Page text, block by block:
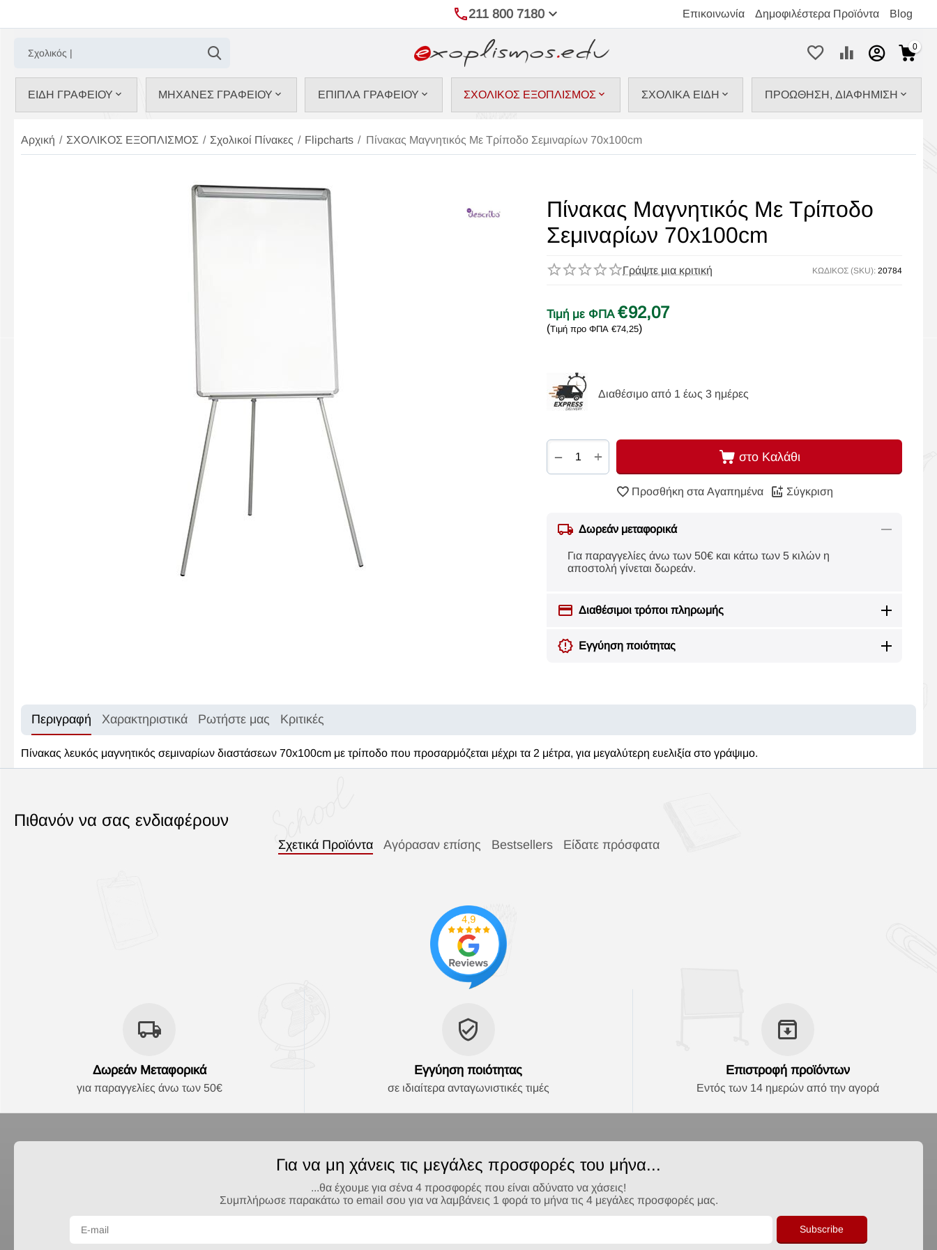
211 800 7180 Επικοινωνία Δημοφιλέστερα Προϊόντα Blog
0
ΕΙΔΗ ΓΡΑΦΕΙΟΥ ΜΗΧΑΝΕΣ ΓΡΑΦΕΙΟΥ ΕΠΙΠΛΑ ΓΡΑΦΕΙΟΥ ΣΧΟΛΙΚΟΣ ΕΞΟΠΛΙΣΜΟΣ ΣΧΟΛΙΚΑ ΕΙΔΗ ΠΡΟΩΘΗΣΗ, ΔΙΑΦΗΜΙΣΗ
Αρχική / ΣΧΟΛΙΚΟΣ ΕΞΟΠΛΙΣΜΟΣ / Σχολικοί Πίνακες / Flipcharts / Πίνακας Μαγνητικός Με Τρίποδο Σεμιναρίων 70x100cm
Πίνακας Μαγνητικός Με Τρίποδο
Σεμιναρίων 70x100cm
Γράψτε μια κριτική ΚΩΔΙΚΟΣ (SKU): 20784
Τιμή με ΦΠΑ €92,07
(Τιμή προ ΦΠΑ €74,25)
Διαθέσιμο από 1 έως 3 ημέρες
+
− στο Καλάθι
Προσθήκη στα Αγαπημένα Σύγκριση
Δωρεάν μεταφορικά
Για παραγγελίες άνω των 50€ και κάτω των 5 κιλών η
αποστολή γίνεται δωρεάν.
Διαθέσιμοι τρόποι πληρωμής
Εγγύηση ποιότητας
Περιγραφή Χαρακτηριστικά Ρωτήστε μας Κριτικές
Πίνακας λευκός μαγνητικός σεμιναρίων διαστάσεων 70x100cm με τρίποδο που προσαρμόζεται μέχρι τα 2 μέτρα, για μεγαλύτερη ευελιξία στο γράψιμο.
Πιθανόν να σας ενδιαφέρουν
Σχετικά Προϊόντα Αγόρασαν επίσης Bestsellers Είδατε πρόσφατα
Δωρεάν Μεταφορικά
για παραγγελίες άνω των 50€
Εγγύηση ποιότητας
σε ιδιαίτερα ανταγωνιστικές τιμές
Επιστροφή προϊόντων
Εντός των 14 ημερών από την αγορά
Για να μη χάνεις τις μεγάλες προσφορές του μήνα...
...θα έχουμε για σένα 4 προσφορές που είναι αδύνατο να χάσεις!
Συμπλήρωσε παρακάτω το email σου για να λαμβάνεις 1 φορά το μήνα τις 4 μεγάλες προσφορές μας.
Subscribe